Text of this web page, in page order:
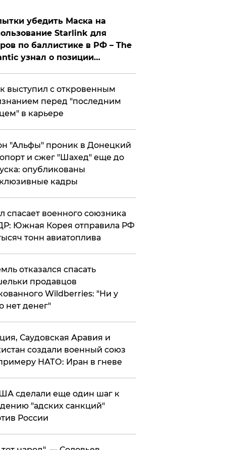
убедить Маска на
Starlink для
по баллистике в РФ – The
узнал о позиции
выступил с откровенным
перед "последним
в карьере
"Альфы" проник в Донецкий
и сжег "Шахед" еще до
опубликованы
кадры
спасает военного союзника
Южная Корея отправила РФ
тонн авиатоплива
отказался спасать
продавцов
Wildberries: "Ни у
нет денег"
Саудовская Аравия и
создали военный союз
НАТО: Иран в гневе
сделали еще один шаг к
"адских санкций"
России